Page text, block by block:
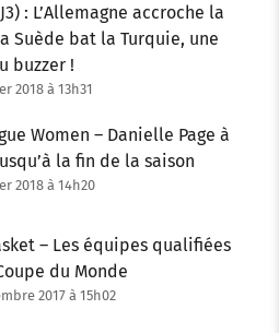
: L’Allemagne accroche la
Suède bat la Turquie, une
buzzer !
2018 à 13h31
Women – Danielle Page à
la fin de la saison
2018 à 14h20
– Les équipes qualifiées
du Monde
2017 à 15h02